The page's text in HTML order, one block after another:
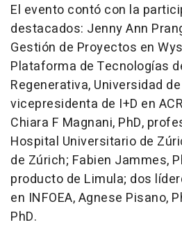
El evento contó con la
destacados: Jenny Ann
Gestión de Proyectos en
Plataforma de Tecnologías
Regenerativa, Universidad
vicepresidenta de I+D en
Chiara F Magnani, PhD,
Hospital Universitario de
de Zúrich; Fabien Jammes,
producto de Limula; dos
en INFOEA, Agnese Pisano,
PhD.